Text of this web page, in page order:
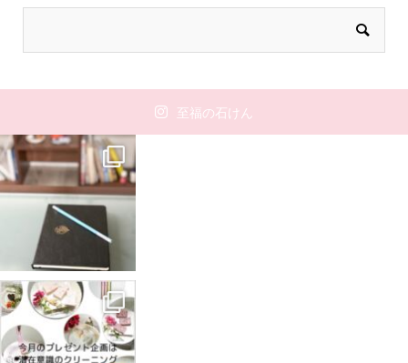
至福の石けん